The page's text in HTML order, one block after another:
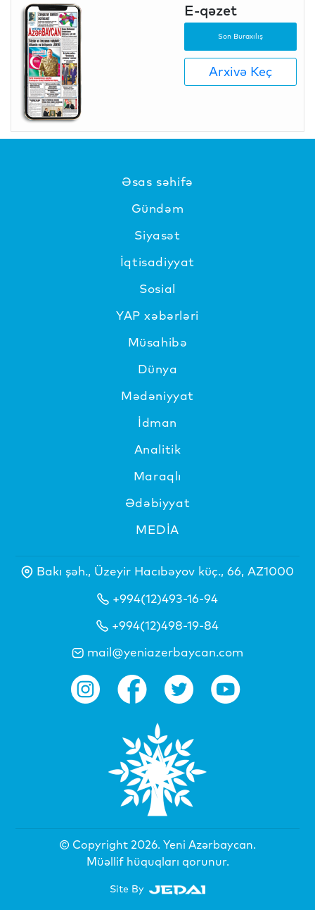
E-qəzet
Son Buraxılış
Arxivə Keç
Əsas səhifə
Gündəm
Siyasət
İqtisadiyyat
Sosial
YAP xəbərləri
Müsahibə
Dünya
Mədəniyyat
İdman
Analitik
Maraqlı
Ədəbiyyat
MEDİA
Bakı şəh., Üzeyir Hacıbəyov küç., 66, AZ1000
+994(12)493-16-94
+994(12)498-19-84
mail@yeniazerbaycan.com
© Copyright 2026. Yeni Azərbaycan.
Müəllif hüquqları qorunur.
Site By